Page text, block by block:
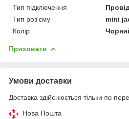
Тип підключення
Тип роз'єму
mini
Колір
Приховати
Умови доставки
Доставка здійснюється тільки по
Нова Пошта